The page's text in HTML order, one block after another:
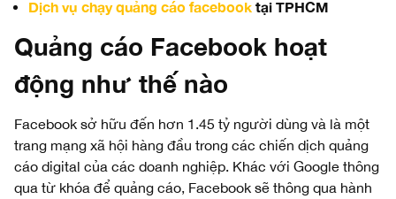
Dịch vụ chạy quảng cáo facebook tại TPHCM
Quảng cáo Facebook hoạt
động như thế nào
Facebook sở hữu đến hơn 1.45 tỷ người dùng và là một
trang mạng xã hội hàng đầu trong các chiến dịch quảng
cáo digital của các doanh nghiệp. Khác với Google thông
qua từ khóa để quảng cáo, Facebook sẽ thông qua hành